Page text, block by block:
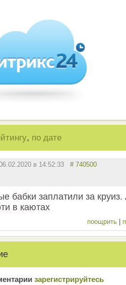
, по дате
в 14:52:33 # 740500
бабки заплатили за круиз.
в каютах
поощрить |
зарeгиcтрирyйтeсь